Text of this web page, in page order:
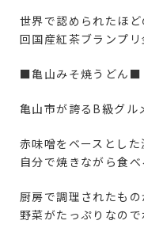
世界で認められたほ
回国産紅茶ブランプリ
■亀山みそ焼うどん■
亀山市が誇るB級グル
赤味噌をベースとし
自分で焼きながら食
厨房で調理されたも
野菜がたっぷりなので